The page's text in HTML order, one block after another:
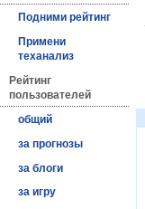
Подними рейтинг
Примени
теханализ
Рейтинг
пользователей
общий
за прогнозы
за блоги
за игру